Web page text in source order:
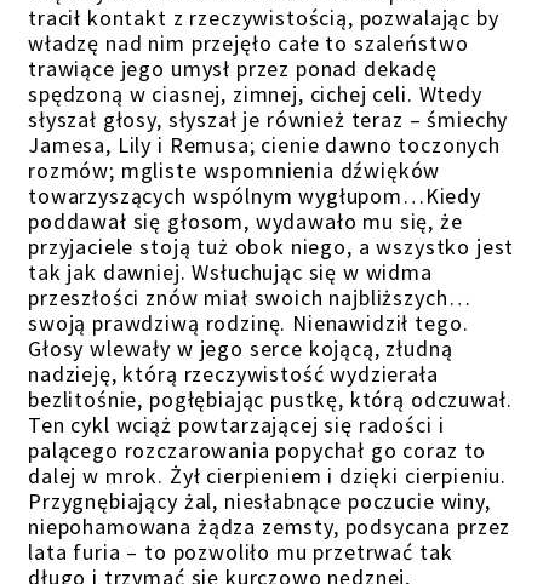
tracił kontakt z rzeczywistością, pozwalając by
władzę nad nim przejęło całe to szaleństwo
trawiące jego umysł przez ponad dekadę
spędzoną w ciasnej, zimnej, cichej celi. Wtedy
słyszał głosy, słyszał je również teraz – śmiechy
Jamesa, Lily i Remusa; cienie dawno toczonych
rozmów; mgliste wspomnienia dźwięków
towarzyszących wspólnym wygłupom…Kiedy
poddawał się głosom, wydawało mu się, że
przyjaciele stoją tuż obok niego, a wszystko jest
tak jak dawniej. Wsłuchując się w widma
przeszłości znów miał swoich najbliższych…
swoją prawdziwą rodzinę. Nienawidził tego.
Głosy wlewały w jego serce kojącą, złudną
nadzieję, którą rzeczywistość wydzierała
bezlitośnie, pogłębiając pustkę, którą odczuwał.
Ten cykl wciąż powtarzającej się radości i
palącego rozczarowania popychał go coraz to
dalej w mrok. Żył cierpieniem i dzięki cierpieniu.
Przygnębiający żal, niesłabnące poczucie winy,
niepohamowana żądza zemsty, podsycana przez
lata furia – to pozwoliło mu przetrwać tak
długo i trzymać się kurczowo nędznej,